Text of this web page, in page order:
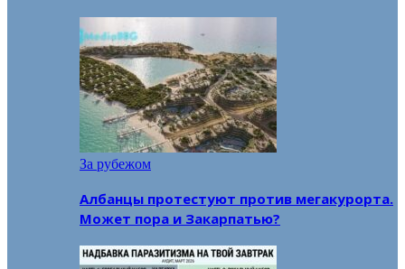
За рубежом
Албанцы протестуют против мегакурорта.
Может пора и Закарпатью?